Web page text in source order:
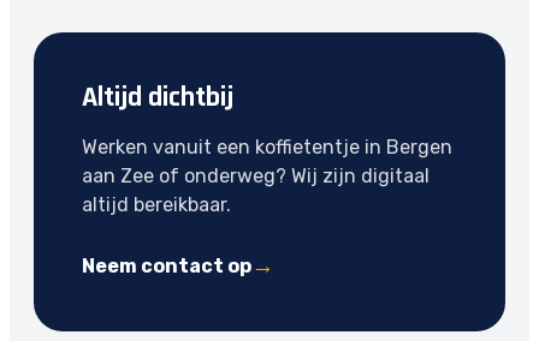
Altijd dichtbij
Werken vanuit een koffietentje in Bergen
aan Zee of onderweg? Wij zijn digitaal
altijd bereikbaar.
Neem contact op